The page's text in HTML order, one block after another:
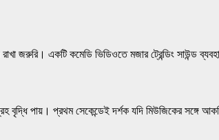
রাখা জরুরি। একটি কমেডি ভিডিওতে মজার ট্রেন্ডিং
পায়। প্রথম সেকেন্ডেই দর্শক যদি মিউজিকের সঙ্গে